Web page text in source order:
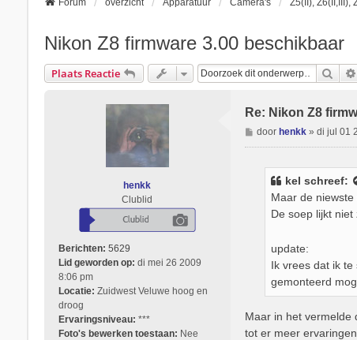
Forum overzicht Apparatuur Camera's Z5(II), Z6(II,III),
Nikon Z8 firmware 3.00 beschikbaar
Plaats Reactie Zoek
henkk
Clublid
Berichten: 5629
Lid geworden op: di mei 26 2009
8:06 pm
Locatie: Zuidwest Veluwe hoog en
droog
Ervaringsniveau: ***
Foto's bewerken toestaan: Nee
Re: Nikon Z8
B
e
doorhenkk »di jul 01
kel schreef:
Maar de niewste
De soep lijkt
update:
Ik vrees dat ik
gemonteerd
Maar in het vermelde
tot er meer ervaringen